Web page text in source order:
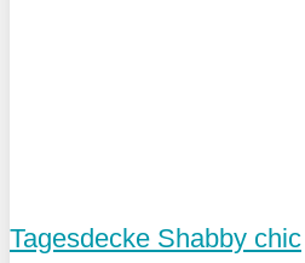
Tagesdecke Shabby chic